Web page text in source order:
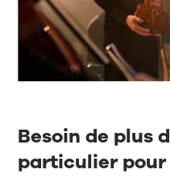
Besoin de plus
particulier